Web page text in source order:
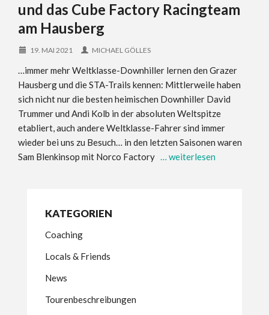
und das Cube Factory Racingteam
am Hausberg
19. MAI 2021 MICHAEL GÖLLES
…immer mehr Weltklasse-Downhiller lernen den Grazer
Hausberg und die STA-Trails kennen: Mittlerweile haben
sich nicht nur die besten heimischen Downhiller David
Trummer und Andi Kolb in der absoluten Weltspitze
etabliert, auch andere Weltklasse-Fahrer sind immer
wieder bei uns zu Besuch… in den letzten Saisonen waren
Sam Blenkinsop mit Norco Factory … weiterlesen
KATEGORIEN
Coaching
Locals & Friends
News
Tourenbeschreibungen